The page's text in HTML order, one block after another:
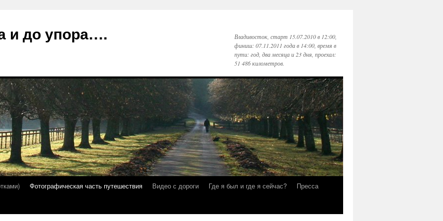
и до упора….
Владивосток, старт 15.07.2010 в 12:00,
финиш: 07.11.2011 года в 14:00, время в
пути: год, два месяца и 23 дня, проехал:
51 486 километров.
Фотографическая часть путешествия Видео с дороги Где я был и где я сейчас?
Пресса